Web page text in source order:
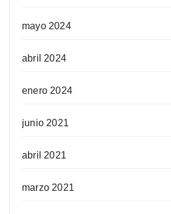
mayo 2024
abril 2024
enero 2024
junio 2021
abril 2021
marzo 2021